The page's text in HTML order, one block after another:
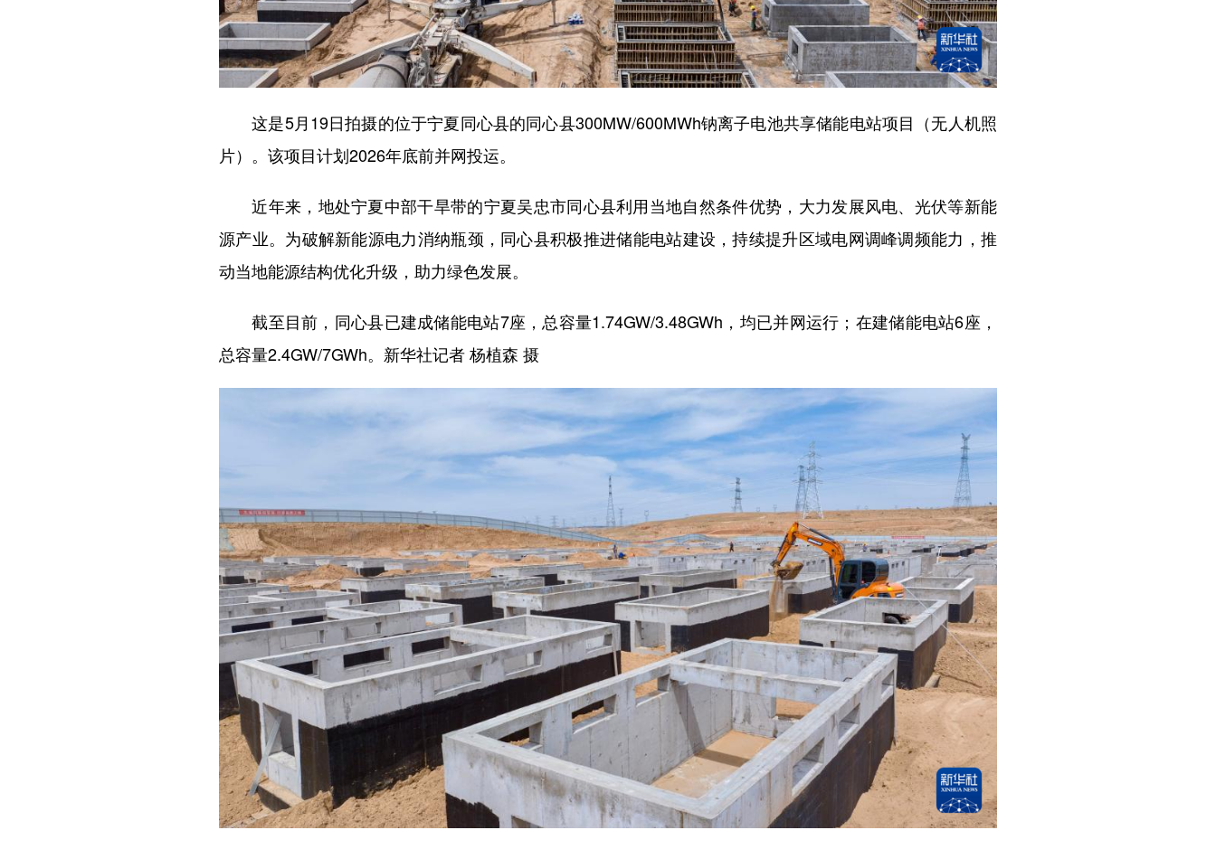
这是5月19日拍摄的位于宁夏同心县的同心县300MW/600MWh钠离子电池共享储能电站项目（无人机照
片）。该项目计划2026年底前并网投运。
近年来，地处宁夏中部干旱带的宁夏吴忠市同心县利用当地自然条件优势，大力发展风电、光伏等新能
源产业。为破解新能源电力消纳瓶颈，同心县积极推进储能电站建设，持续提升区域电网调峰调频能力，推
动当地能源结构优化升级，助力绿色发展。
截至目前，同心县已建成储能电站7座，总容量1.74GW/3.48GWh，均已并网运行；在建储能电站6座，
总容量2.4GW/7GWh。新华社记者 杨植森 摄